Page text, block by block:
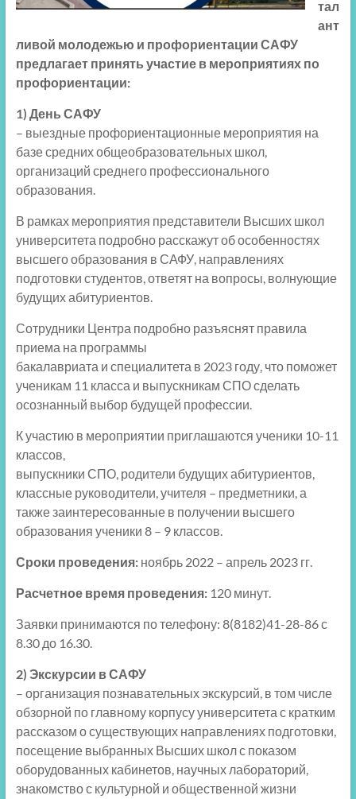
тал
ант
ливой молодежью и профориентации САФУ
предлагает принять участие в мероприятиях по
профориентации:
1) День САФУ
– выездные профориентационные мероприятия на
базе средних общеобразовательных школ,
организаций среднего профессионального
образования.
В рамках мероприятия представители Высших школ
университета подробно расскажут об особенностях
высшего образования в САФУ, направлениях
подготовки студентов, ответят на вопросы, волнующие
будущих абитуриентов.
Сотрудники Центра подробно разъяснят правила
приема на программы
бакалавриата и специалитета в 2023 году, что поможет
ученикам 11 класса и выпускникам СПО сделать
осознанный выбор будущей профессии.
К участию в мероприятии приглашаются ученики 10-11
классов,
выпускники СПО, родители будущих абитуриентов,
классные руководители, учителя – предметники, а
также заинтересованные в получении высшего
образования ученики 8 – 9 классов.
Сроки проведения:ноябрь 2022 – апрель 2023 гг.
Расчетное время проведения:120 минут.
Заявки принимаются по телефону: 8(8182)41-28-86 с
8.30 до 16.30.
2) Экскурсии в САФУ
– организация познавательных экскурсий, в том числе
обзорной по главному корпусу университета с кратким
рассказом о существующих направлениях подготовки,
посещение выбранных Высших школ с показом
оборудованных кабинетов, научных лабораторий,
знакомство с культурной и общественной жизни